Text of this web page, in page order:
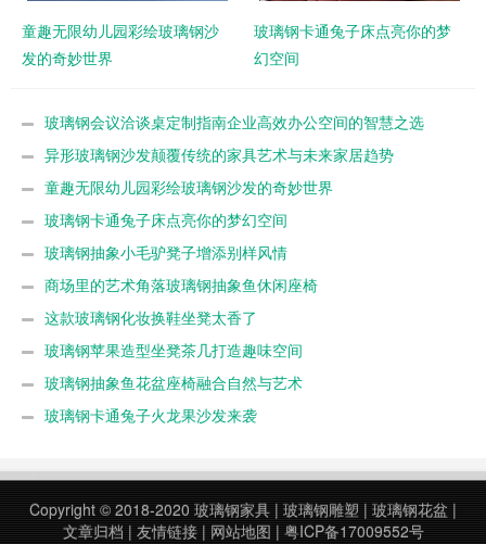
童趣无限幼儿园彩绘玻璃钢沙
发的奇妙世界
玻璃钢卡通兔子床点亮你的梦
幻空间
玻璃钢会议洽谈桌定制指南企业高效办公空间的智慧之选
异形玻璃钢沙发颠覆传统的家具艺术与未来家居趋势
童趣无限幼儿园彩绘玻璃钢沙发的奇妙世界
玻璃钢卡通兔子床点亮你的梦幻空间
玻璃钢抽象小毛驴凳子增添别样风情
商场里的艺术角落玻璃钢抽象鱼休闲座椅
这款玻璃钢化妆换鞋坐凳太香了
玻璃钢苹果造型坐凳茶几打造趣味空间
玻璃钢抽象鱼花盆座椅融合自然与艺术
玻璃钢卡通兔子火龙果沙发来袭
Copyright © 2018-2020 玻璃钢家具 | 玻璃钢雕塑 | 玻璃钢花盆 |
文章归档 | 友情链接| 网站地图 | 粤ICP备17009552号